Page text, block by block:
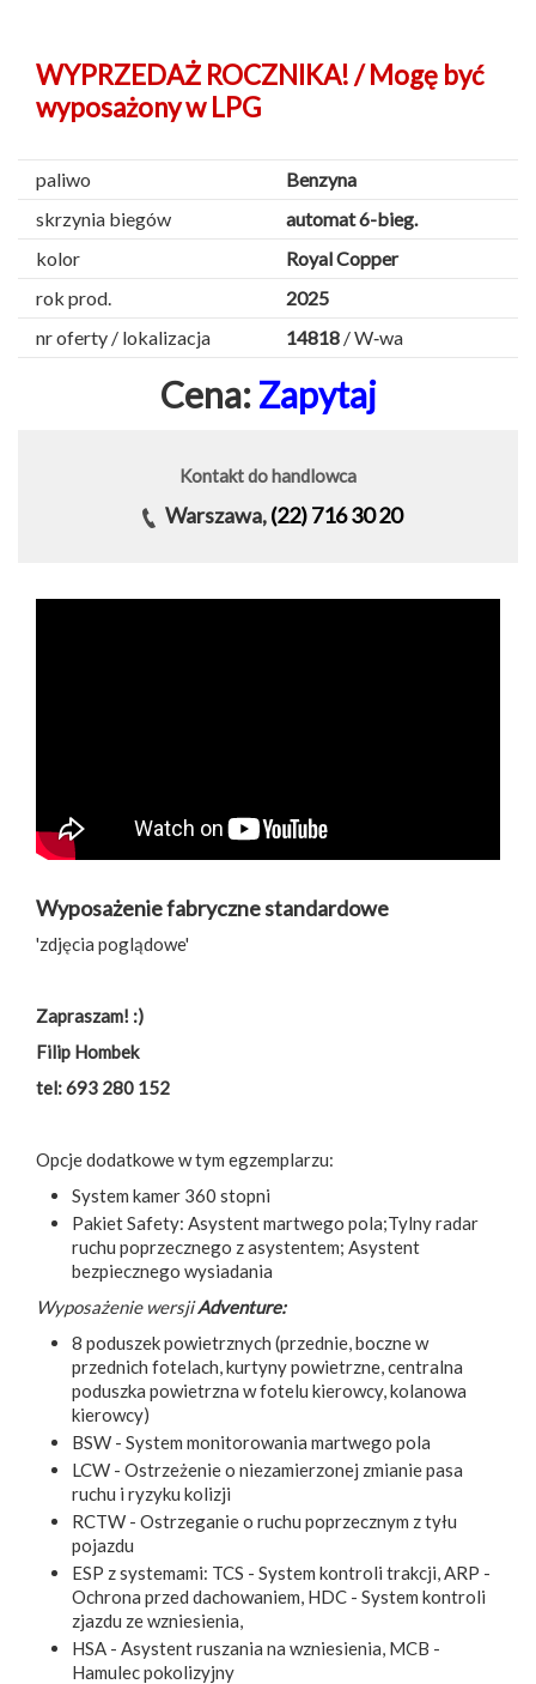
WYPRZEDAŻ ROCZNIKA! / Mogę być
wyposażony w LPG
paliwo
Benzyna
skrzynia biegów
automat 6-bieg.
kolor
Royal Copper
rok prod.
2025
nr oferty / lokalizacja
14818 / W‑wa
Cena:Zapytaj
Kontakt do handlowca
Warszawa,(22) 716 30 20
Wyposażenie fabryczne standardowe
'zdjęcia poglądowe'
Zapraszam! :)
Filip Hombek
tel: 693 280 152
Opcje dodatkowe w tym egzemplarzu:
System kamer 360 stopni
Pakiet Safety: Asystent martwego pola;Tylny radar
ruchu poprzecznego z asystentem; Asystent
bezpiecznego wysiadania
Wyposażenie wersjiAdventure:
8 poduszek powietrznych (przednie, boczne w
przednich fotelach, kurtyny powietrzne, centralna
poduszka powietrzna w fotelu kierowcy, kolanowa
kierowcy)
BSW - System monitorowania martwego pola
LCW - Ostrzeżenie o niezamierzonej zmianie pasa
ruchu i ryzyku kolizji
RCTW - Ostrzeganie o ruchu poprzecznym z tyłu
pojazdu
ESP z systemami: TCS - System kontroli trakcji, ARP -
Ochrona przed dachowaniem, HDC - System kontroli
zjazdu ze wzniesienia,
HSA - Asystent ruszania na wzniesienia, MCB -
Hamulec pokolizyjny